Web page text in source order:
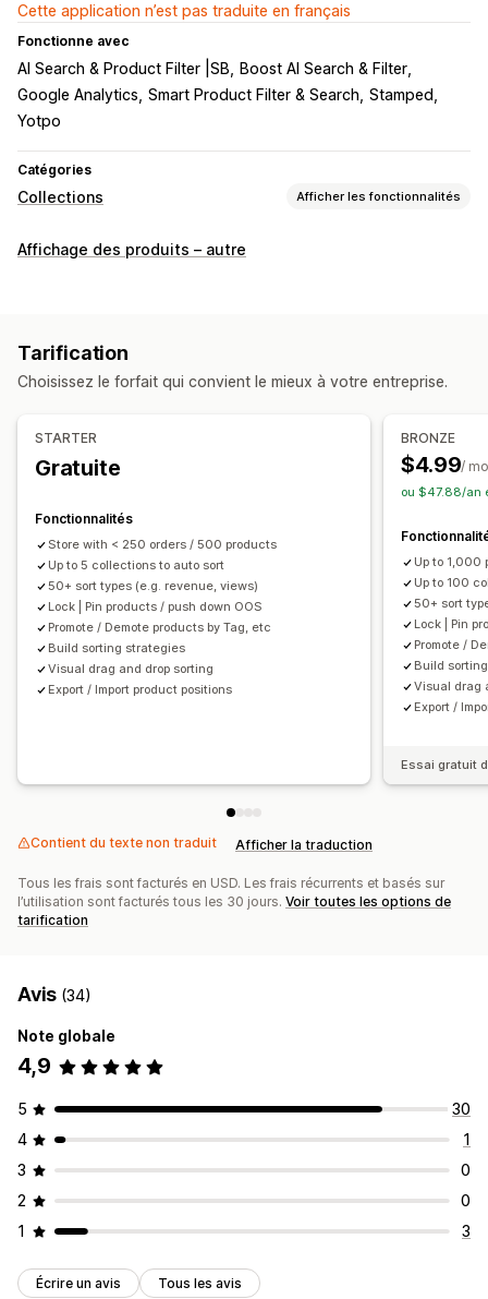
Cette application n’est pas traduite en français
Fonctionne avec
AI Search & Product Filter |SB
Boost AI Search & Filter
Google Analytics Smart Product Filter & Search Stamped
Yotpo
Catégories
Collections Afficher les fonctionnalités
Actions de tri
Regrouper des produits
Alertes de stock
Importation et exportation
Affichage des produits – autre
Tarification
Choisissez le forfait qui convient le mieux à votre entreprise.
STARTER
Gratuite
Fonctionnalités
Store with < 250 orders / 500 products
Up to 5 collections to auto sort
50+ sort types (e.g. revenue, views)
Lock | Pin products / push down OOS
Promote / Demote products by Tag, etc
Build sorting strategies
Visual drag and drop sorting
Export / Import product positions
BRONZE
$4.99/
ou $47.88/an
Up to 1,000
Up to 100
50+ sort
Lock | Pin
Promote /
Build
Visual drag
Export /
Essai gratuit
Contient du texte non traduit Afficher la traduction
Tous les frais sont facturés en USD. Les frais récurrents et basés sur
l’utilisation sont facturés tous les 30 jours. Voir toutes les options de
tarification
Avis (34)
Note globale
4,9
5
30
4
1
3
0
2
0
1
3
Écrire un avis Tous les avis